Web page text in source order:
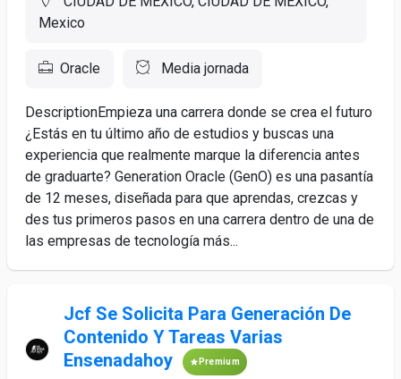
Mexico
Oracle Media jornada
DescriptionEmpieza una carrera donde se crea el futuro
¿Estás en tu último año de estudios y buscas una
experiencia que realmente marque la diferencia antes
de graduarte? Generation Oracle (GenO) es una pasantía
de 12 meses, diseñada para que aprendas, crezcas y
des tus primeros pasos en una carrera dentro de una de
las empresas de tecnología más...
Jcf Se Solicita Para Generación De
Contenido Y Tareas Varias
Ensenadahoy
Premium